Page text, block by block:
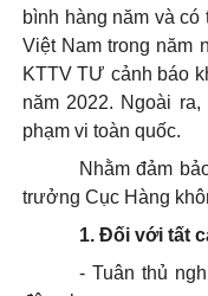
bình hàng năm và có
Việt Nam trong năm
KTTV TƯ cảnh báo
năm 2022. Ngoài
phạm vi toàn quốc.
Nhằmđảm bả
trưởng Cục Hàng
1. Đối với tất
- Tuân thủ